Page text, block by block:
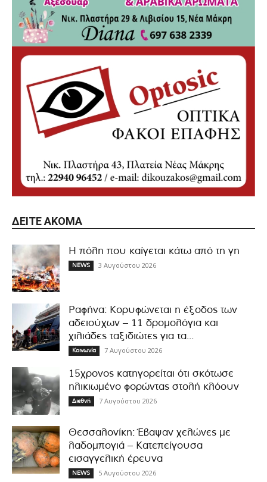
ΔΕΊΤΕ ΑΚΌΜΑ
Η πόλη που καίγεται κάτω από τη γη
NEWS 3 Αυγούστου 2026
Ραφήνα: Κορυφώνεται η έξοδος των
αδειούχων – 11 δρομολόγια και
χιλιάδες ταξιδιώτες για τα...
Κοινωνία 7 Αυγούστου 2026
15χρονος κατηγορείται ότι σκότωσε
ηλικιωμένο φορώντας στολή κλόουν
Διεθνή 7 Αυγούστου 2026
Θεσσαλονίκη: Έβαψαν χελώνες με
λαδομπογιά – Κατεπείγουσα
εισαγγελική έρευνα
NEWS 5 Αυγούστου 2026